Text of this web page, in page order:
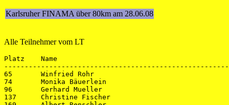
Karlsruher FINAMA über 80km am 28.06.08
Alle Teilnehmer vom LT
Platz    Name
65       Winfried Rohr
74       Monika Bäuerlein
96       Gerhard Mueller
137      Christine Fischer